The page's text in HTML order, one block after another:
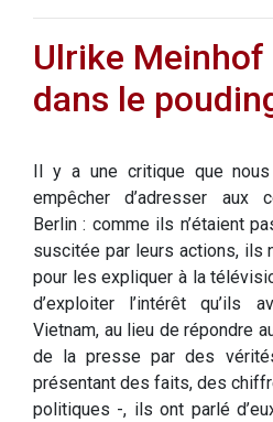
Ulrike Meinhof
dans le
Il y a une critique que
empêcher d’adresser aux
Berlin : comme ils n’étaient
suscitée par leurs actions, ils
pour les expliquer à la
d’exploiter l’intérêt qu’ils
Vietnam, au lieu de répondre
de la presse par des
présentant des faits, des
politiques -, ils ont parlé